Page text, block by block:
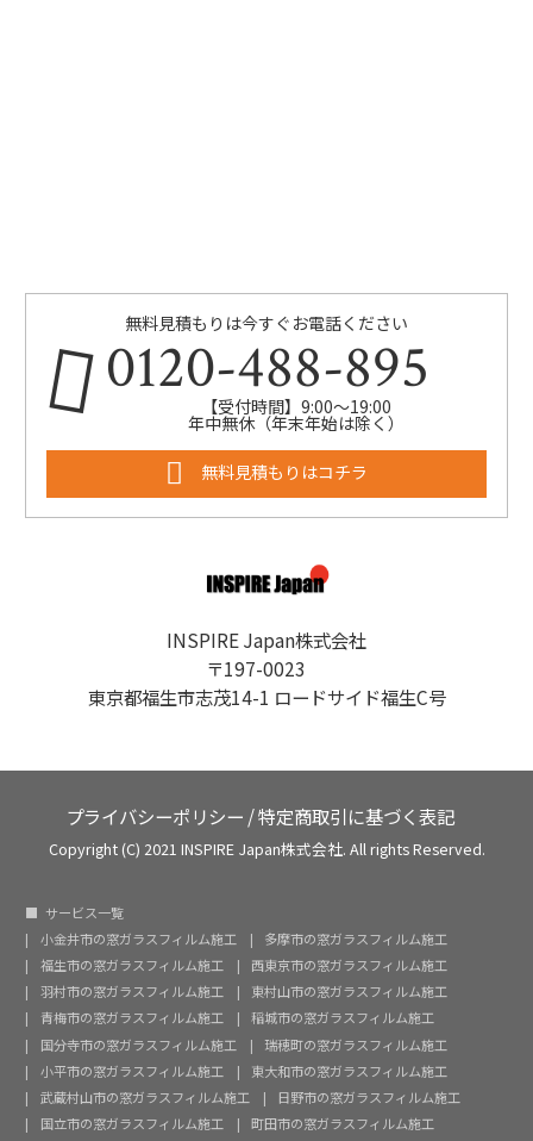
無料見積もりは今すぐお電話ください
0120-488-895
【受付時間】9:00～19:00
年中無休（年末年始は除く）
無料見積もりはコチラ
INSPIRE Japan株式会社
〒197-0023
東京都福生市志茂14-1 ロードサイド福生C号
プライバシーポリシー /特定商取引に基づく表記
Copyright (C) 2021 INSPIRE Japan株式会社. All rights Reserved.
サービス一覧
小金井市の窓ガラスフィルム施工
多摩市の窓ガラスフィルム施工
福生市の窓ガラスフィルム施工
西東京市の窓ガラスフィルム施工
羽村市の窓ガラスフィルム施工
東村山市の窓ガラスフィルム施工
青梅市の窓ガラスフィルム施工
稲城市の窓ガラスフィルム施工
国分寺市の窓ガラスフィルム施工
瑞穂町の窓ガラスフィルム施工
小平市の窓ガラスフィルム施工
東大和市の窓ガラスフィルム施工
武蔵村山市の窓ガラスフィルム施工
日野市の窓ガラスフィルム施工
国立市の窓ガラスフィルム施工
町田市の窓ガラスフィルム施工